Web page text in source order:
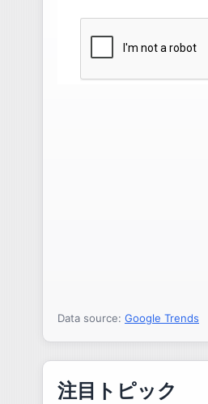
Data source: Google Trends
注目トピック